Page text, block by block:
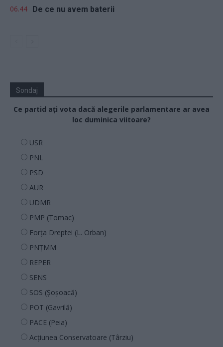
06.44 De ce nu avem baterii
Sondaj
Ce partid ați vota dacă alegerile parlamentare ar avea
loc duminica viitoare?
USR
PNL
PSD
AUR
UDMR
PMP (Tomac)
Forța Dreptei (L. Orban)
PNȚMM
REPER
SENS
SOS (Șoșoacă)
POT (Gavrilă)
PACE (Peia)
Acțiunea Conservatoare (Târziu)